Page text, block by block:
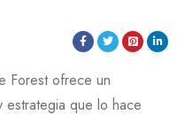
Forest ofrece un
que lo hace